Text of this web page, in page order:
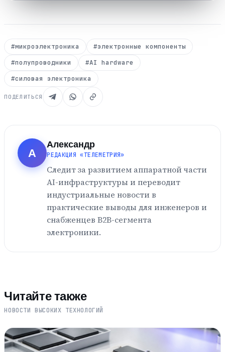
#микроэлектроника
#электронные компоненты
#полупроводники
#AI hardware
#силовая электроника
ПОДЕЛИТЬСЯ
А
Александр
РЕДАКЦИЯ «ТЕЛЕМЕТРИЯ»
Следит за развитием аппаратной части
AI-инфраструктуры и переводит
индустриальные новости в
практические выводы для инженеров и
снабженцев B2B-сегмента
электроники.
Читайте также
НОВОСТИ ВЫСОКИХ ТЕХНОЛОГИЙ